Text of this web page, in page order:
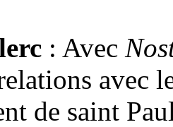
: Avec
avec
de saint